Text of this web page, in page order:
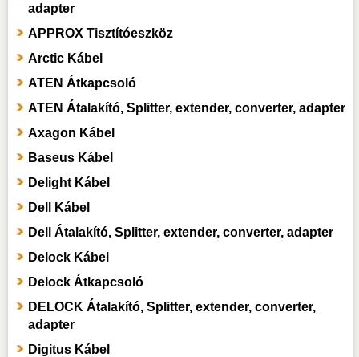
adapter
APPROX Tisztítóeszköz
Arctic Kábel
ATEN Átkapcsoló
ATEN Átalakító, Splitter, extender, converter, adapter
Axagon Kábel
Baseus Kábel
Delight Kábel
Dell Kábel
Dell Átalakító, Splitter, extender, converter, adapter
Delock Kábel
Delock Átkapcsoló
DELOCK Átalakító, Splitter, extender, converter,
adapter
Digitus Kábel